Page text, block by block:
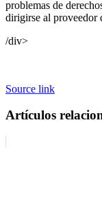
problemas de
dirigirse al proveedor
/div>
Source link
Artículos